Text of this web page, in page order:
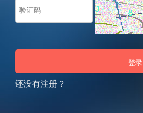
登录
还没有注册？